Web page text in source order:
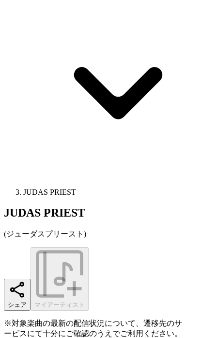
JUDAS PRIEST
JUDAS PRIEST
(ジューダスプリースト )
シェア マイアーティスト
※対象楽曲の最新の配信状況について、遷移先のサ
ービスにて十分にご確認のうえでご利用ください。